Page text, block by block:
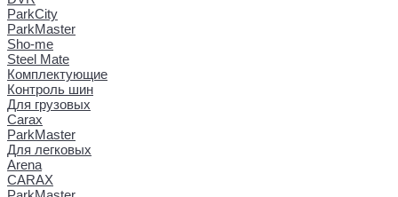
ParkCity
ParkMaster
Sho-me
Steel Mate
Комплектующие
Контроль шин
Для грузовых
Carax
ParkMaster
Для легковых
Arena
CARAX